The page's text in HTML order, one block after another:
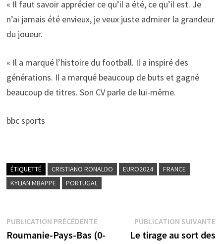
« Il faut savoir apprécier ce qu’il a été, ce qu’il est. Je
n’ai jamais été envieux, je veux juste admirer la grandeur
du joueur.
« Il a marqué l’histoire du football. Il a inspiré des
générations. Il a marqué beaucoup de buts et gagné
beaucoup de titres. Son CV parle de lui-même.
bbc sports
ÉTIQUETTÉ CRISTIANO RONALDO EURO2024
FRANCE
KYLIAN MBAPPE
PORTUGAL
Navigation
PUBLICATION PRÉCÉDENTEPublication
précédente :
Roumanie-Pays-Bas (0-
PUBLICATION SUIVANTE
Le tirage au sort des